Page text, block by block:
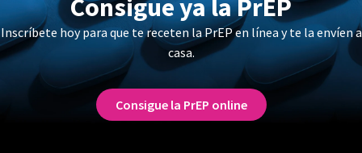
Consigue ya la PrEP
Inscríbete hoy para que te receten la PrEP en línea y te la envíen a
casa.
Consigue la PrEP online